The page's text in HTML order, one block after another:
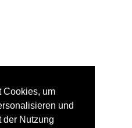
Cookies, um
und
der Nutzung